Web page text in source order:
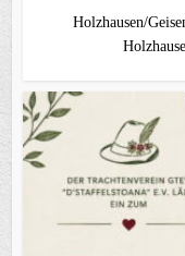
Holzhausen/